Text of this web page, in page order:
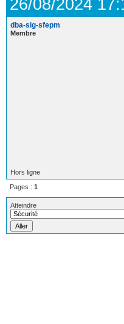
26/08/2024
dba-sig-sfepm
Membre
Hors ligne
Pages : 1
Atteindre